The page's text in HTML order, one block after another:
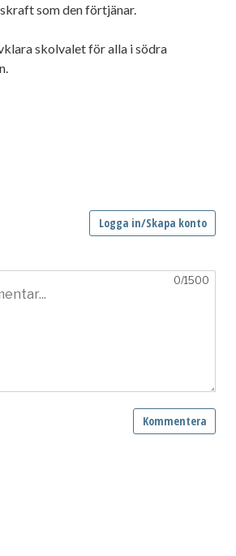
som den förtjänar.
skolvalet för alla i södra